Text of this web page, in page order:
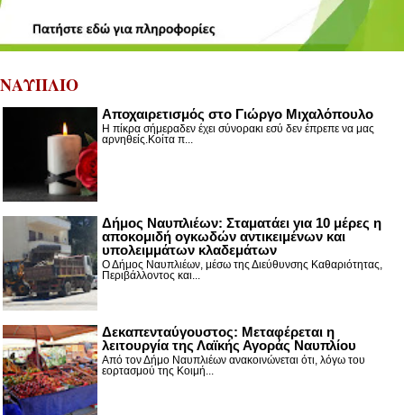
ΝΑΥΠΛΙΟ
Αποχαιρετισμός στο Γιώργο Μιχαλόπουλο
Η πίκρα σήμεραδεν έχει σύνορακι εσύ δεν έπρεπε να μας
αρνηθείς.Κοίτα π...
Δήμος Ναυπλιέων: Σταματάει για 10 μέρες η
αποκομιδή ογκωδών αντικειμένων και
υπολειμμάτων κλαδεμάτων
Ο Δήμος Ναυπλιέων, μέσω της Διεύθυνσης Καθαριότητας,
Περιβάλλοντος και...
Δεκαπενταύγουστος: Μεταφέρεται η
λειτουργία της Λαϊκής Αγοράς Ναυπλίου
Από τον Δήμο Ναυπλιέων ανακοινώνεται ότι, λόγω του
εορτασμού της Κοιμή...